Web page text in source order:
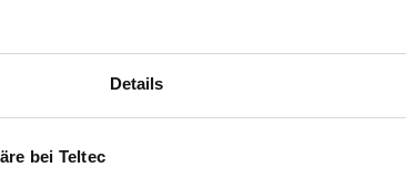
Details
bei TeltecPowercon)